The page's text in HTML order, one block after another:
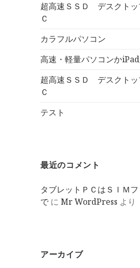
超高速ＳＳＤ デスクトッ
Ｃ
カラフルパソコン
高速・軽量パソコンかiPad
超高速ＳＳＤ デスクトッ
Ｃ
テスト
最近のコメント
タブレットＰＣはＳＩＭ
で にMr WordPress より
アーカイブ